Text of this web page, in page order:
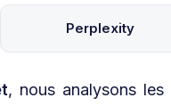
Perplexity
, nous analysons les